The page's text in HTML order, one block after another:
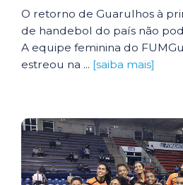
O retorno de Guarulhos à
de handebol do país não
A equipe feminina do
estreou na ... [saiba mais]